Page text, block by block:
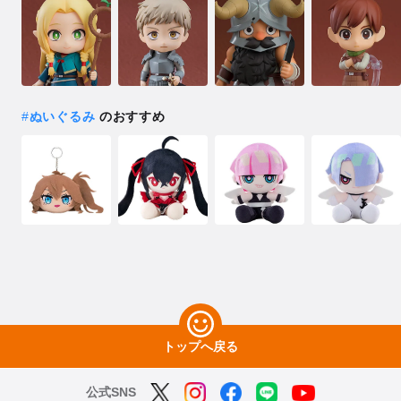
#ぬいぐるみ のおすすめ
トップへ戻る
公式SNS